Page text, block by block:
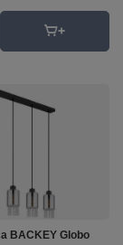
BACKEY Globo